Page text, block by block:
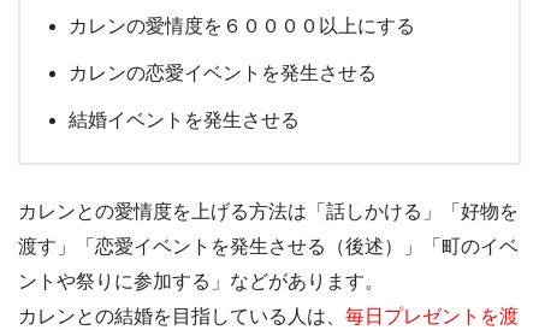
カレンの愛情度を６００００以上にする
カレンの恋愛イベントを発生させる
結婚イベントを発生させる
カレンとの愛情度を上げる方法は「話しかける」「好物を
渡す」「恋愛イベントを発生させる（後述）」「町のイベ
ントや祭りに参加する」などがあります。
カレンとの結婚を目指している人は、 毎日プレゼントを渡